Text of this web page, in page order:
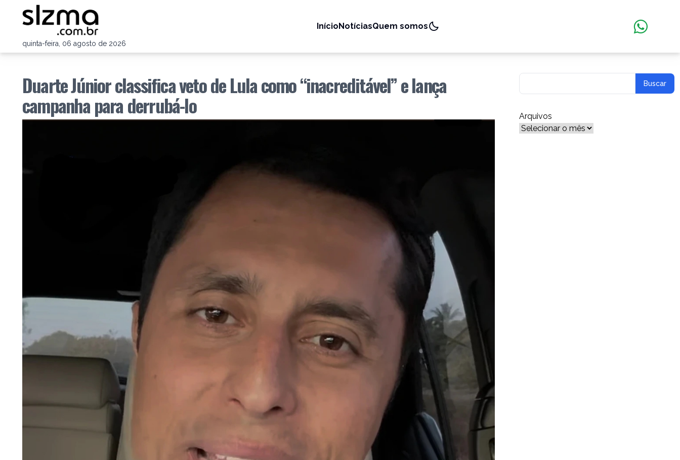
quinta-feira, 06 agosto de 2026
InícioNotíciasQuem somos
Duarte Júnior classifica veto de Lula como “inacreditável” e lança
campanha para derrubá-lo
Arquivos
Arquivos